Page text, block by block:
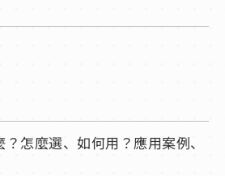
怎麼選、如何用？應用案例、